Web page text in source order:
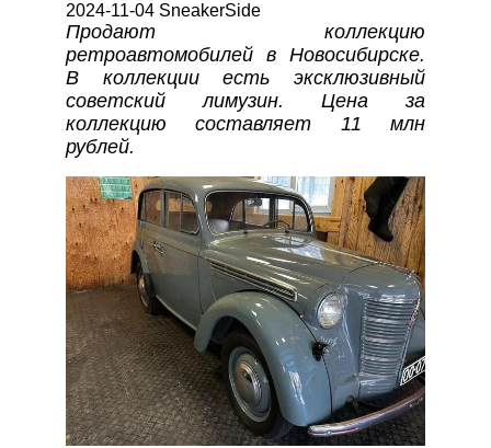
2024-11-04 SneakerSide
Продают коллекцию
ретроавтомобилей в Новосибирске.
В коллекции есть эксклюзивный
советский лимузин. Цена за
коллекцию составляет 11 млн
рублей.